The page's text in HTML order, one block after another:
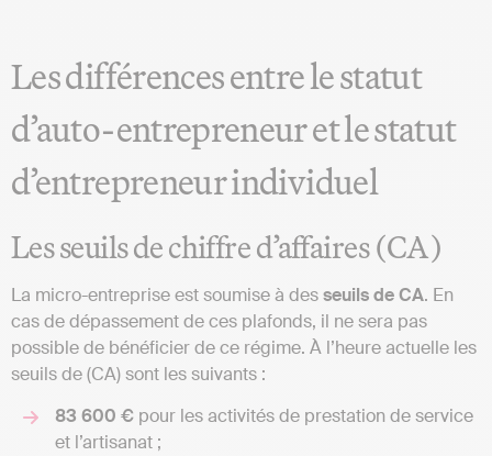
Les différences entre le statut
d’auto-entrepreneur et le statut
d’entrepreneur individuel
Les seuils de chiffre d’affaires (CA)
La micro-entreprise est soumise à desseuils de CA. En
cas de dépassement de ces plafonds, il ne sera pas
possible de bénéficier de ce régime. À l’heure actuelle les
seuils de (CA) sont les suivants :
83 600 € pour les activités de prestation de service
et l’artisanat ;